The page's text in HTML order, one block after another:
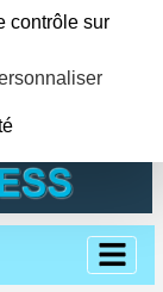
contrôle sur